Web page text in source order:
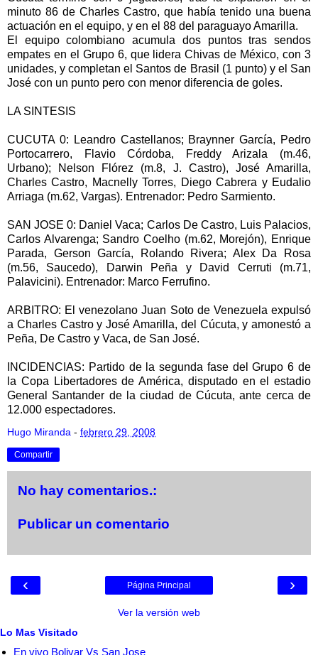
minuto 86 de Charles Castro, que había tenido una buena
actuación en el equipo, y en el 88 del paraguayo Amarilla.
El equipo colombiano acumula dos puntos tras sendos
empates en el Grupo 6, que lidera Chivas de México, con 3
unidades, y completan el Santos de Brasil (1 punto) y el San
José con un punto pero con menor diferencia de goles.
LA SINTESIS
CUCUTA 0: Leandro Castellanos; Braynner García, Pedro
Portocarrero, Flavio Córdoba, Freddy Arizala (m.46,
Urbano); Nelson Flórez (m.8, J. Castro), José Amarilla,
Charles Castro, Macnelly Torres, Diego Cabrera y Eudalio
Arriaga (m.62, Vargas). Entrenador: Pedro Sarmiento.
SAN JOSE 0: Daniel Vaca; Carlos De Castro, Luis Palacios,
Carlos Alvarenga; Sandro Coelho (m.62, Morejón), Enrique
Parada, Gerson García, Rolando Rivera; Alex Da Rosa
(m.56, Saucedo), Darwin Peña y David Cerruti (m.71,
Palavicini). Entrenador: Marco Ferrufino.
ARBITRO: El venezolano Juan Soto de Venezuela expulsó
a Charles Castro y José Amarilla, del Cúcuta, y amonestó a
Peña, De Castro y Vaca, de San José.
INCIDENCIAS: Partido de la segunda fase del Grupo 6 de
la Copa Libertadores de América, disputado en el estadio
General Santander de la ciudad de Cúcuta, ante cerca de
12.000 espectadores.
Hugo Miranda - febrero 29, 2008
Compartir
No hay comentarios.:
Publicar un comentario
‹ ›
Página Principal
Ver la versión web
Lo Mas Visitado
En vivo Bolivar Vs San Jose